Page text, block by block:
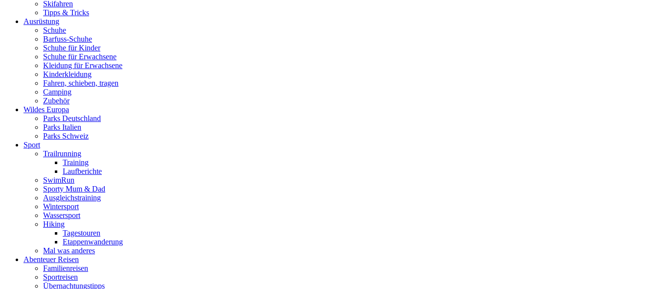
Skifahren
Tipps & Tricks
Ausrüstung
Schuhe
Barfuss-Schuhe
Schuhe für Kinder
Schuhe für Erwachsene
Kleidung für Erwachsene
Kinderkleidung
Fahren, schieben, tragen
Camping
Zubehör
Wildes Europa
Parks Deutschland
Parks Italien
Parks Schweiz
Sport
Trailrunning
Training
Laufberichte
SwimRun
Sporty Mum & Dad
Ausgleichstraining
Wintersport
Wassersport
Hiking
Tagestouren
Etappenwanderung
Mal was anderes
Abenteuer Reisen
Familienreisen
Sportreisen
Übernachtungstipps